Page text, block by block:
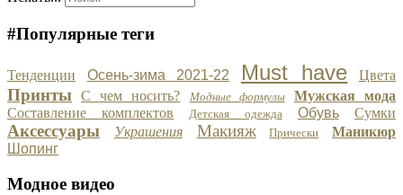
#Популярные теги
Тенденции Осень-зима 2021-22 Must have Цвета
Принты С чем носить? Модные формулы
Мужская мода
Составление комплектов
Детская одежда Обувь Сумки
Аксессуары Украшения Макияж Прически
Маникюр
Шопинг
Модное видео